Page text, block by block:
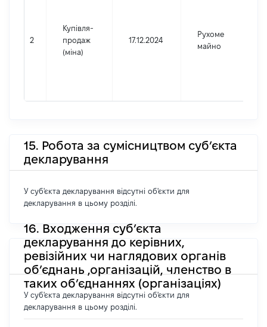
2
Купівля-
продаж
(міна)
17.12.2024
Рухоме
майно
15. Робота за сумісництвом суб’єкта
декларування
У суб'єкта декларування відсутні об'єкти для
декларування в цьому розділі.
16. Входження суб’єкта
декларування до керівних,
ревізійних чи наглядових органів
об’єднань ,організацій, членство в
таких об’єднаннях (організаціях)
У суб'єкта декларування відсутні об'єкти для
декларування в цьому розділі.